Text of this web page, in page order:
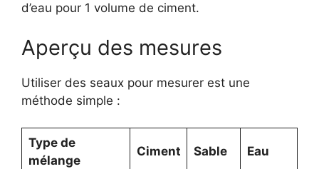
d’eau pour 1 volume de ciment.
Aperçu des mesures
Utiliser des seaux pour mesurer est une
méthode simple :
Type de
mélange
Ciment Sable Eau